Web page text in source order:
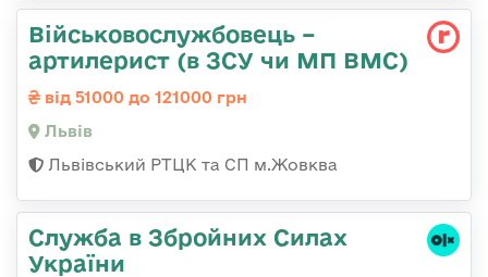
Військовослужбовець –
артилерист (в ЗСУ чи МП ВМС)
від 51000 до 121000 грн
Львів
Львівський РТЦК та СП м.Жовква
Служба в Збройних Силах
України